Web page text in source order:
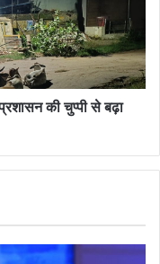
की चुप्पी से बढ़ा